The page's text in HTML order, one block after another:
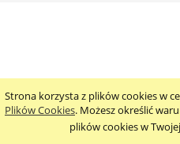
Strona korzysta z plików cookies w
Plików Cookies. Możesz określić
plików cookies w